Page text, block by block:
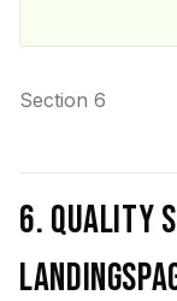
Section 6
6. Quality